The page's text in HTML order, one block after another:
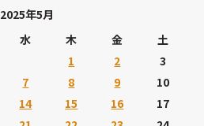
2025年5月
水 木 金
土
1
2
3
7 8 9
10
14 15 16
17